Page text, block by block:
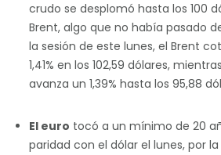
crudo se desplomó hasta los 100
Brent, algo que no había pasado
la sesión de este lunes, el Brent
1,41% en los 102,59 dólares,
avanza un 1,39% hasta los 95,88
El euro tocó a un mínimo de 20
paridad con el dólar el lunes, por